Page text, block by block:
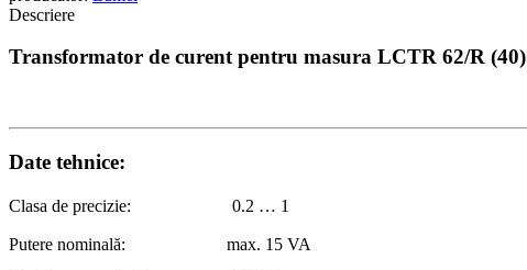
Descriere
Transformator de curent pentru masura LCTR 62/R (40)
Date tehnice:
Clasa de precizie: 0.2 … 1
Putere nominală: max. 15 VA